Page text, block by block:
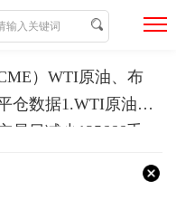
）WTI原油、布
仓数据1.WTI原油期
易日减少125666手